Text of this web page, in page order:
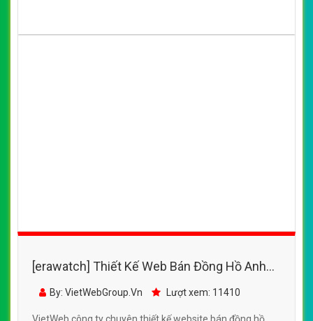
[erawatch] Thiết Kế Web Bán Đồng Hồ Anh
Khuê Sài Gòn đẹp SEO nhanh hiệu quả
By: VietWebGroup.Vn Lượt xem: 11410